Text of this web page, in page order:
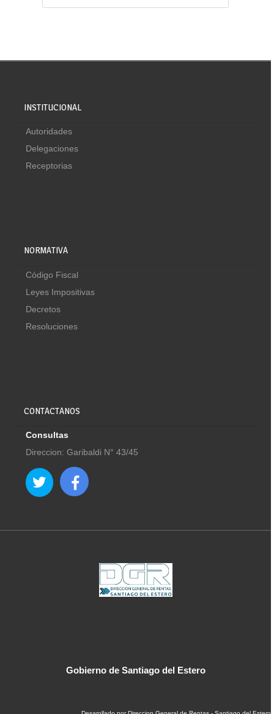
INSTITUCIONAL
Autoridades
Delegaciones
Receptorias
NORMATIVA
Código Fiscal
Leyes Impositivas
Decretos
Resoluciones
CONTACTANOS
Consultas
Direccion: Garibaldi N° 43/45
Gobierno de Santiago del Estero